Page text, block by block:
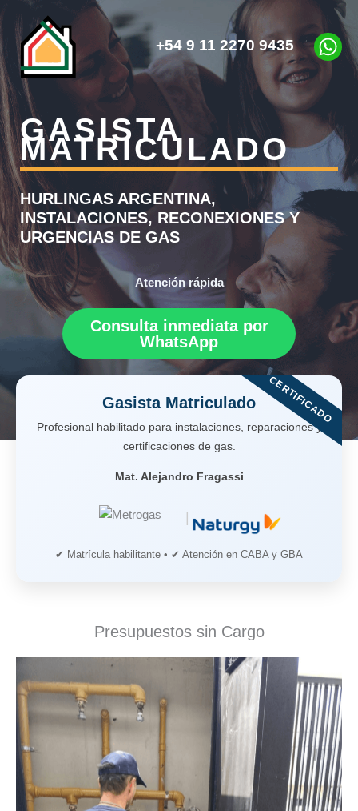
contenido
+54 9 11 2270 9435
GASISTA
MATRICULADO
HURLINGAS ARGENTINA,
INSTALACIONES, RECONEXIONES Y
URGENCIAS DE GAS
Atención rápida
Consulta inmediata por
WhatsApp
CERTIFICADO
Gasista Matriculado
Profesional habilitado para instalaciones, reparaciones y
certificaciones de gas.
Mat. Alejandro Fragassi
✔ Matrícula habilitante • ✔ Atención en CABA y GBA
Presupuestos sin Cargo